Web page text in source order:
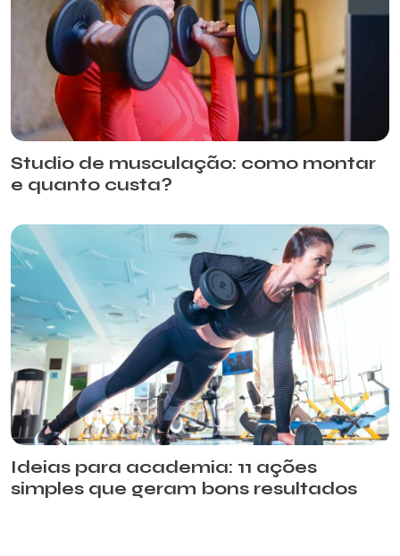
Studio de musculação: como montar
e quanto custa?
Ideias para academia: 11 ações
simples que geram bons resultados